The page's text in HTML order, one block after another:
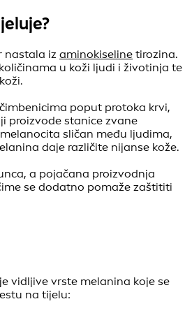
nastala iz aminokiseline tirozina.
u koži ljudi i životinja te
poput protoka krvi,
proizvode stanice zvane
sličan među ljudima,
daje različite nijanse kože.
a pojačana proizvodnja
se dodatno pomaže zaštititi
vidljive vrste melanina koje se
na tijelu: